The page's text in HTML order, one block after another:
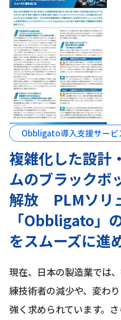
Obbligato導入支援サービ
複雑化した設計
ムのブラックボ
解放 PLMソリ
「Obbligato」
をスムーズに進
現在、日本の製造業では
練技術者の減少や、変わ
強く求められています。